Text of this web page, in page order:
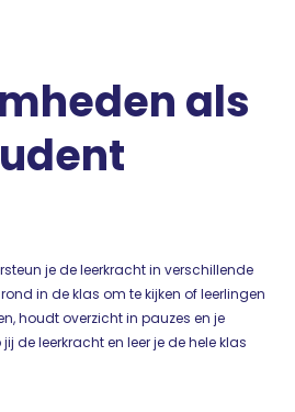
als
je de leerkracht in verschillende
in de klas om te kijken of leerlingen
houdt overzicht in pauzes en je
de leerkracht en leer je de hele klas